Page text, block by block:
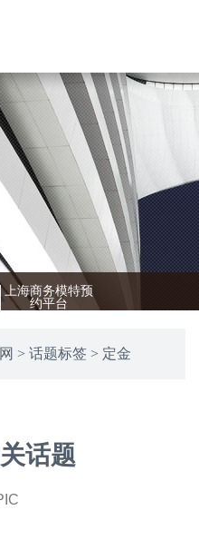
上海商务模特预
约平台
> 话题标签 > 定金
话题